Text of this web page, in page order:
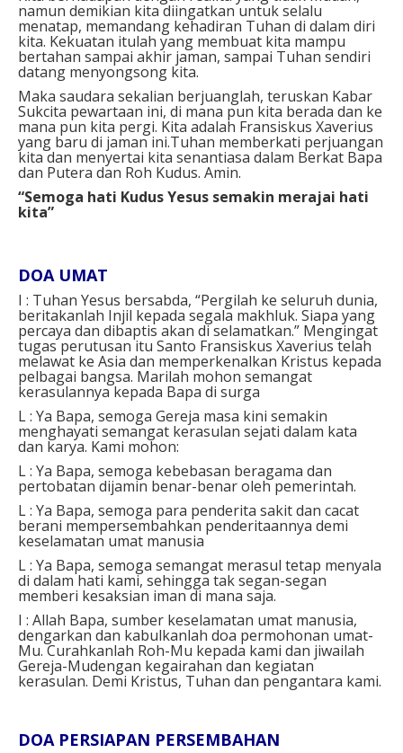
namun demikian kita diingatkan untuk selalu
menatap, memandang kehadiran Tuhan di dalam diri
kita. Kekuatan itulah yang membuat kita mampu
bertahan sampai akhir jaman, sampai Tuhan sendiri
datang menyongsong kita.
Maka saudara sekalian berjuanglah, teruskan Kabar
Sukcita pewartaan ini, di mana pun kita berada dan ke
mana pun kita pergi. Kita adalah Fransiskus Xaverius
yang baru di jaman ini.Tuhan memberkati perjuangan
kita dan menyertai kita senantiasa dalam Berkat Bapa
dan Putera dan Roh Kudus. Amin.
“Semoga hati Kudus Yesus semakin merajai hati
kita”
DOA UMAT
I : Tuhan Yesus bersabda, “Pergilah ke seluruh dunia,
beritakanlah Injil kepada segala makhluk. Siapa yang
percaya dan dibaptis akan di selamatkan.” Mengingat
tugas perutusan itu Santo Fransiskus Xaverius telah
melawat ke Asia dan memperkenalkan Kristus kepada
pelbagai bangsa. Marilah mohon semangat
kerasulannya kepada Bapa di surga
L : Ya Bapa, semoga Gereja masa kini semakin
menghayati semangat kerasulan sejati dalam kata
dan karya. Kami mohon:
L : Ya Bapa, semoga kebebasan beragama dan
pertobatan dijamin benar-benar oleh pemerintah.
L : Ya Bapa, semoga para penderita sakit dan cacat
berani mempersembahkan penderitaannya demi
keselamatan umat manusia
L : Ya Bapa, semoga semangat merasul tetap menyala
di dalam hati kami, sehingga tak segan-segan
memberi kesaksian iman di mana saja.
I : Allah Bapa, sumber keselamatan umat manusia,
dengarkan dan kabulkanlah doa permohonan umat-
Mu. Curahkanlah Roh-Mu kepada kami dan jiwailah
Gereja-Mudengan kegairahan dan kegiatan
kerasulan. Demi Kristus, Tuhan dan pengantara kami.
DOA PERSIAPAN PERSEMBAHAN